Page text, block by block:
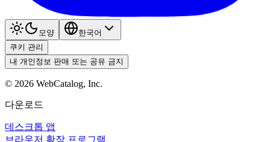
모양
한국어
쿠키 관리
내 개인정보 판매 또는 공유 금지
© 2026 WebCatalog, Inc.
다운로드
데스크톱 앱
브라우저 확장 프로그램